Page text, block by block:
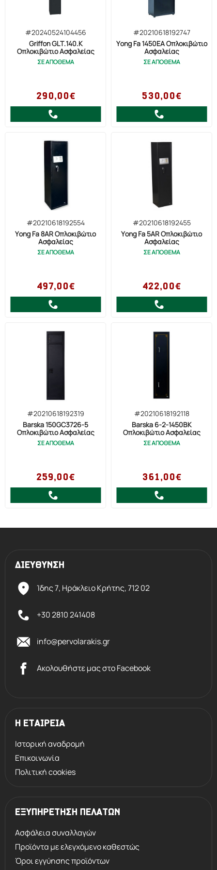
#20240524104456
Griffon GLT.140.K
Οπλοκιβώτιο Ασφαλείας
ΣΕ ΑΠΟΘΕΜΑ
290,00€
#20210618192747
Yong Fa 1450EA Οπλοκιβώτιο
Ασφαλείας
ΣΕ ΑΠΟΘΕΜΑ
530,00€
#20210618192554
Yong Fa 8AR Οπλοκιβώτιο
Ασφαλείας
ΣΕ ΑΠΟΘΕΜΑ
497,00€
#20210618192455
Yong Fa 5AR Οπλοκιβώτιο
Ασφαλείας
ΣΕ ΑΠΟΘΕΜΑ
422,00€
#20210618192319
Barska 150GC3726-5
Οπλοκιβώτιο Ασφαλείας
ΣΕ ΑΠΟΘΕΜΑ
259,00€
#20210618192118
Barska 6-2-1450BK
Οπλοκιβώτιο Ασφαλείας
ΣΕ ΑΠΟΘΕΜΑ
361,00€
ΔΙΕΥΘΥΝΣΗ
Ίδης 7, Ηράκλειο Kρήτης,712 02
+30 2810 241408
info@pervolarakis.gr
Ακολουθήστε μας στο Facebook
Η ΕΤΑΙΡΕΙΑ
Ιστορική αναδρομή
Επικοινωνία
Πολιτική cookies
ΕΞΥΠΗΡΕΤΗΣΗ ΠΕΛΑΤΩΝ
Ασφάλεια συναλλαγών
Προϊόντα με ελεγχόμενο καθεστώς
Όροι εγγύησης προϊόντων